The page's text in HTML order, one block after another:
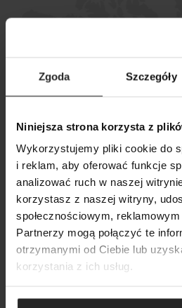
Zgoda Szczegóły
Niniejsza strona korzysta z
Wykorzystujemy pliki cookie do
i reklam, aby oferować funkcje
analizować ruch w naszej
korzystasz z naszej witryny,
społecznościowym,
Partnerzy mogą połączyć te
otrzymanymi od Ciebie lub
korzystania z ich usług.
naše
MAPA